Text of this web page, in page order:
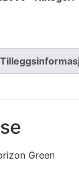
Green